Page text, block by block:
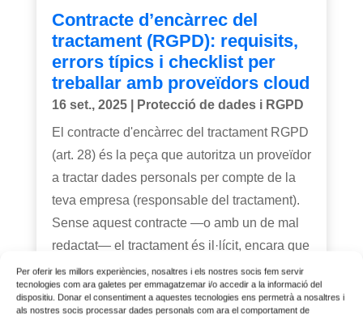
Per oferir les millors experiències, nosaltres i els nostres socis fem servir
tecnologies com ara galetes per emmagatzemar i/o accedir a la informació del
dispositiu. Donar el consentiment a aquestes tecnologies ens permetrà a nosaltres i
als nostres socis processar dades personals com ara el comportament de
Contracte d’encàrrec del
tractament (RGPD): requisits,
errors típics i checklist per
treballar amb proveïdors cloud
16 set., 2025|
Protecció de dades i RGPD
El contracte d'encàrrec del tractament RGPD
(art. 28) és la peça que autoritza un proveïdor
a tractar dades personals per compte de la
teva empresa (responsable del tractament).
Sense aquest contracte —o amb un de mal
redactat— el tractament és il·lícit, encara que
el...